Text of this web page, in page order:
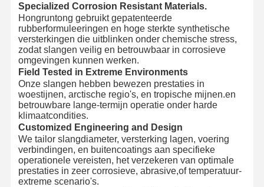
Specialized Corrosion Resistant Materials.
Hongruntong gebruikt gepatenteerde
rubberformuleeringen en hoge sterkte synthetische
versterkingen die uitblinken onder chemische stress,
zodat slangen veilig en betrouwbaar in corrosieve
omgevingen kunnen werken.
Field Tested in Extreme Environments
Onze slangen hebben bewezen prestaties in
woestijnen, arctische regio's, en tropische mijnen.en
betrouwbare lange-termijn operatie onder harde
klimaatcondities.
Customized Engineering and Design
We tailor slangdiameter, versterking lagen, voering
verbindingen, en buitencoatings aan specifieke
operationele vereisten, het verzekeren van optimale
prestaties in zeer corrosieve, abrasive,of temperatuur-
extreme scenario's.